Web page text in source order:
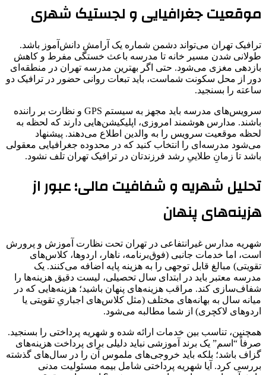
موقعیت جغرافیایی و لجستیک شهری
ترافیک تهران می‌تواند دشمن شماره یک آرامش دانش‌آموز باشد.
طولانی شدن مسیر خانه تا مدرسه باعث خستگی مفرط و کاهش
بازدهی مغزی می‌شود. حتی اگر بهترین مدرسه تهران در منطقه‌ای
دور از محل سکونت شماست، باید تبعات روانی حضور در ترافیک دو
ساعته را بسنجید.
سرویس‌های مدرسه باید مجهز به سیستم GPS و نظارت بر راننده
باشند. مدارس هوشمند امروزی، اپلیکیشن‌هایی دارند که لحظه به
لحظه موقعیت سرویس را به والدین اطلاع می‌دهند. پیشنهاد
می‌شود مدرسه‌ای را انتخاب کنید که در محدوده جغرافیایی معقولی
باشد تا زمانِ طلاییِ رشد فرزندتان در ترافیک تهران تلف نشود.
تحلیل شهریه و شفافیت مالی؛ عبور از
هزینه‌های پنهان
شهریه مدارس غیرانتفاعی در تهران تحت نظارت آموزش و پرورش
است، اما خدمات جانبی (فوق‌برنامه، ناهار، اردوها، کلاس‌های
تقویتی) مبالغ قابل توجهی را به هزینه پایه اضافه می‌کنند. یک
مدرسه معتبر باید در ابتدای سال تحصیلی، لیست دقیق هزینه‌ها را
شفاف‌سازی کند. مراقب هزینه‌های پنهان باشید؛ هزینه‌هایی که در
میانه سال به بهانه‌های مختلف (مثل کلاس‌های اجباریِ تقویتی یا
اردوهای لاکچری) از شما مطالبه می‌شود.
همچنین، تناسب بین خدمات ارائه شده و شهریه پرداختی را بسنجید.
صرفاً “اسم” یک برند آموزشی نباید دلیلی برای پرداخت هزینه‌های
گزاف باشد؛ بلکه باید خروجی‌های ملموس آن را در سال‌های گذشته
بررسی کرد. آیا شهریه پرداختی شامل بیمه مسئولیت مدنی